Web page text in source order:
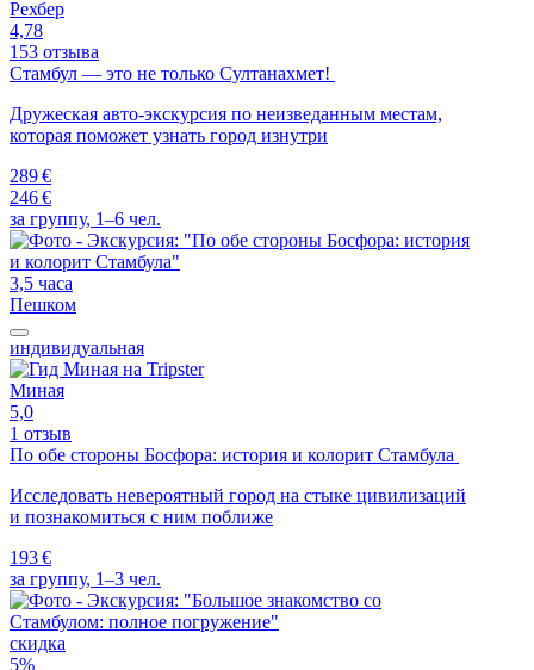
Рехбер
4,78
153 отзыва
Стамбул — это не только Султанахмет!
Дружеская авто-экскурсия по неизведанным местам,
которая поможет узнать город изнутри
289 €
246 €
за группу, 1–6 чел.
3,5 часа
Пешком
индивидуальная
Миная
5,0
1 отзыв
По обе стороны Босфора: история и колорит Стамбула
Исследовать невероятный город на стыке цивилизаций
и познакомиться с ним поближе
193 €
за группу, 1–3 чел.
скидка
5%